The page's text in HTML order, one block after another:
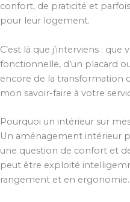
confort, de praticité et
pour leur logement.
C’est là que j’interviens : que
fonctionnelle, d’un placard
encore de la transformation
mon savoir-faire à votre
Pourquoi un intérieur sur
Un aménagement intérieur
une question de confort et
peut être exploité
rangement et en ergonomie.